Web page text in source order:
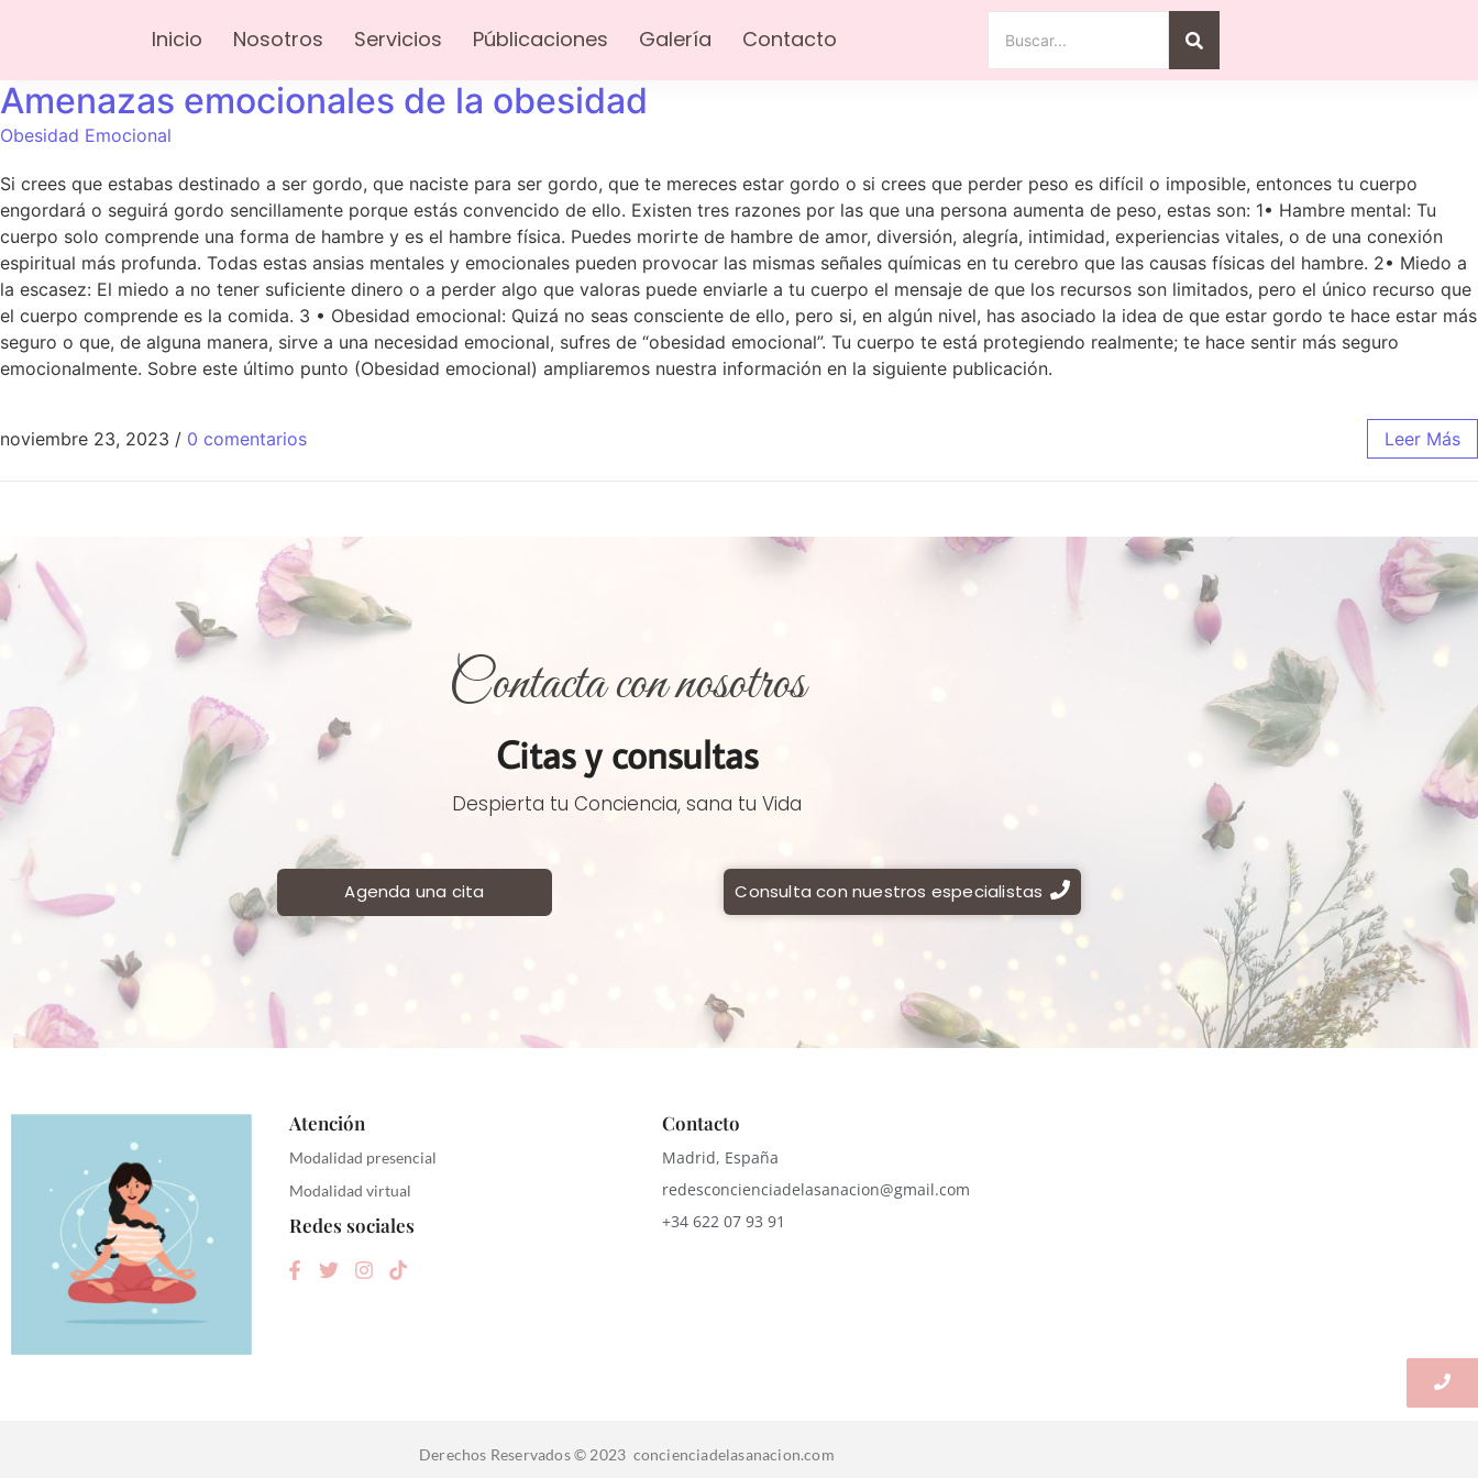
Inicio Nosotros Servicios Públicaciones Galería Contacto
Amenazas emocionales de la obesidad
Obesidad Emocional
Si crees que estabas destinado a ser gordo, que naciste para ser gordo, que te mereces estar gordo o si crees que perder peso es difícil o imposible, entonces tu cuerpo
engordará o seguirá gordo sencillamente porque estás convencido de ello. Existen tres razones por las que una persona aumenta de peso, estas son: 1• Hambre mental: Tu
cuerpo solo comprende una forma de hambre y es el hambre física. Puedes morirte de hambre de amor, diversión, alegría, intimidad, experiencias vitales, o de una conexión
espiritual más profunda. Todas estas ansias mentales y emocionales pueden provocar las mismas señales químicas en tu cerebro que las causas físicas del hambre. 2• Miedo a
la escasez: El miedo a no tener suficiente dinero o a perder algo que valoras puede enviarle a tu cuerpo el mensaje de que los recursos son limitados, pero el único recurso que
el cuerpo comprende es la comida. 3 • Obesidad emocional: Quizá no seas consciente de ello, pero si, en algún nivel, has asociado la idea de que estar gordo te hace estar más
seguro o que, de alguna manera, sirve a una necesidad emocional, sufres de “obesidad emocional”. Tu cuerpo te está protegiendo realmente; te hace sentir más seguro
emocionalmente. Sobre este último punto (Obesidad emocional) ampliaremos nuestra información en la siguiente publicación.
noviembre 23, 2023 / 0 comentarios Leer Más
Contacta con nosotros
Citas y consultas
Despierta tu Conciencia, sana tu Vida
Agenda una cita Consulta con nuestros especialistas
Atención
Modalidad presencial
Modalidad virtual
Redes sociales
Contacto
Madrid, España
redesconcienciadelasanacion@gmail.com
+34 622 07 93 91
Derechos Reservados © 2023 concienciadelasanacion.com